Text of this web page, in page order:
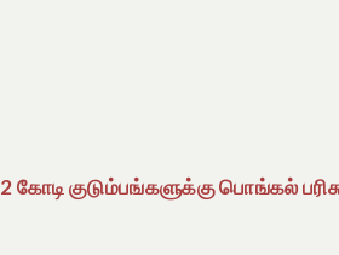
2 கோடி குடும்பங்களுக்கு பொங்கல்